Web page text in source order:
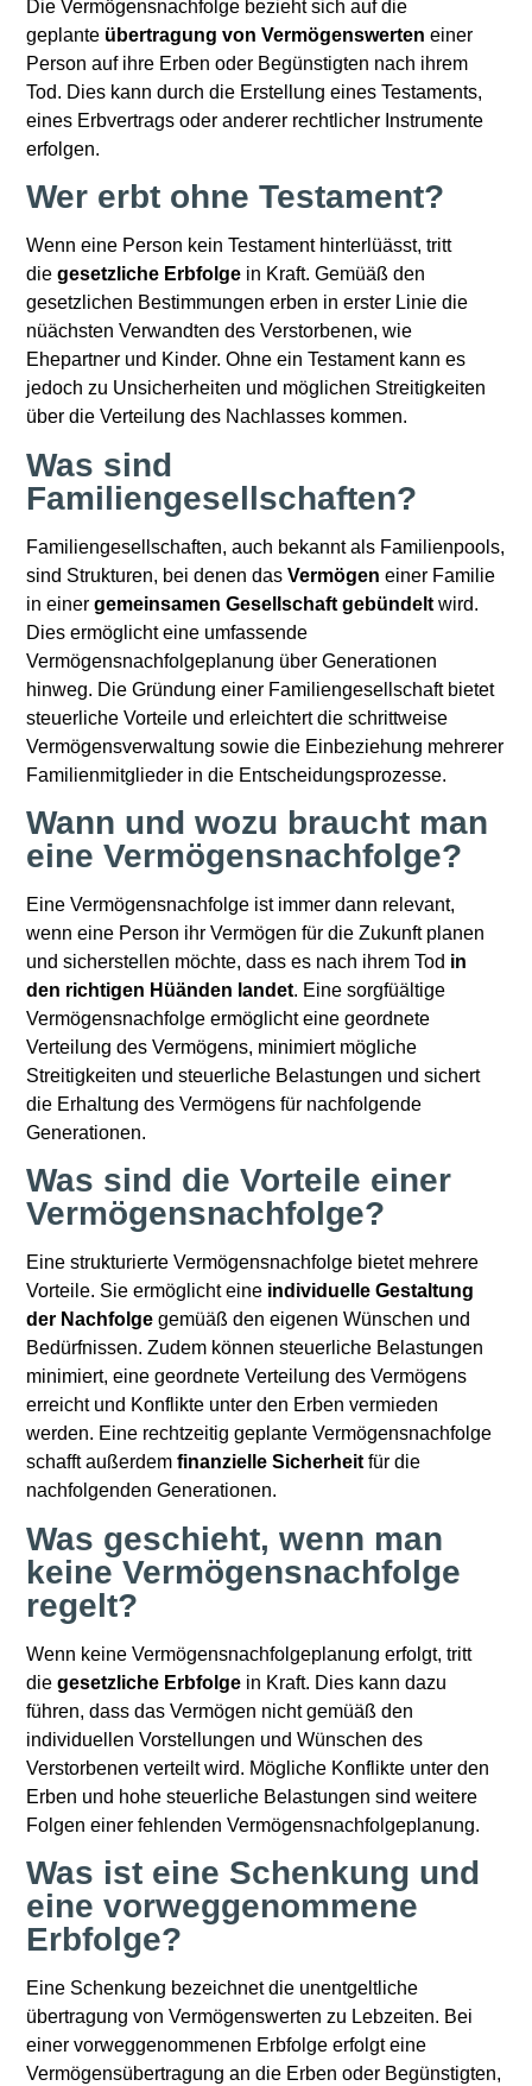
Die Vermögensnachfolge bezieht sich auf die
geplante übertragung von Vermögenswerteneiner
Person auf ihre Erben oder Begünstigten nach ihrem
Tod. Dies kann durch die Erstellung eines Testaments,
eines Erbvertrags oder anderer rechtlicher Instrumente
erfolgen.
Wer erbt ohne Testament?
Wenn eine Person kein Testament hinterlüässt, tritt
die gesetzliche Erbfolge in Kraft. Gemüäß den
gesetzlichen Bestimmungen erben in erster Linie die
nüächsten Verwandten des Verstorbenen, wie
Ehepartner und Kinder. Ohne ein Testament kann es
jedoch zu Unsicherheiten und möglichen Streitigkeiten
über die Verteilung des Nachlasses kommen.
Was sind
Familiengesellschaften?
Familiengesellschaften, auch bekannt als Familienpools,
sind Strukturen, bei denen dasVermögeneiner Familie
in einer gemeinsamen Gesellschaft gebündeltwird.
Dies ermöglicht eine umfassende
Vermögensnachfolgeplanung über Generationen
hinweg. Die Gründung einer Familiengesellschaft bietet
steuerliche Vorteile und erleichtert die schrittweise
Vermögensverwaltung sowie die Einbeziehung mehrerer
Familienmitglieder in die Entscheidungsprozesse.
Wann und wozu braucht man
eine Vermögensnachfolge?
Eine Vermögensnachfolge ist immer dann relevant,
wenn eine Person ihr Vermögen für die Zukunft planen
und sicherstellen möchte, dass es nach ihrem Tod in
den richtigen Hüänden landet. Eine sorgfüältige
Vermögensnachfolge ermöglicht eine geordnete
Verteilung des Vermögens, minimiert mögliche
Streitigkeiten und steuerliche Belastungen und sichert
die Erhaltung des Vermögens für nachfolgende
Generationen.
Was sind die Vorteile einer
Vermögensnachfolge?
Eine strukturierte Vermögensnachfolge bietet mehrere
Vorteile. Sie ermöglicht eine individuelle Gestaltung
der Nachfolgegemüäß den eigenen Wünschen und
Bedürfnissen. Zudem können steuerliche Belastungen
minimiert, eine geordnete Verteilung des Vermögens
erreicht und Konflikte unter den Erben vermieden
werden. Eine rechtzeitig geplante Vermögensnachfolge
schafft außerdemfinanzielle Sicherheit für die
nachfolgenden Generationen.
Was geschieht, wenn man
keine Vermögensnachfolge
regelt?
Wenn keine Vermögensnachfolgeplanung erfolgt, tritt
diegesetzliche Erbfolge in Kraft. Dies kann dazu
führen, dass das Vermögen nicht gemüäß den
individuellen Vorstellungen und Wünschen des
Verstorbenen verteilt wird. Mögliche Konflikte unter den
Erben und hohe steuerliche Belastungen sind weitere
Folgen einer fehlenden Vermögensnachfolgeplanung.
Was ist eine Schenkung und
eine vorweggenommene
Erbfolge?
Eine Schenkung bezeichnet die unentgeltliche
übertragung von Vermögenswerten zu Lebzeiten. Bei
einer vorweggenommenen Erbfolge erfolgt eine
Vermögensübertragung an die Erben oder Begünstigten,